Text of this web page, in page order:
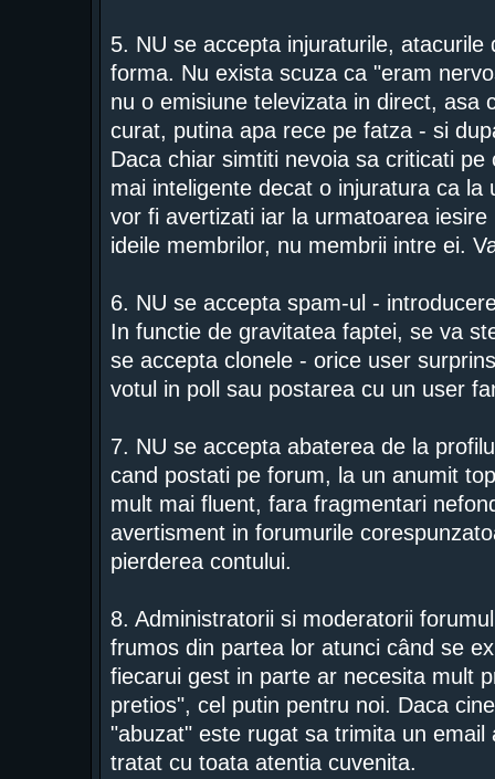
5. NU se accepta injuraturile,
forma. Nu exista scuza ca "eram
nu o emisiune televizata in direct, asa
curat, putina apa rece pe fatza - si
Daca chiar simtiti nevoia sa criticati
mai inteligente decat o injuratura ca
vor fi avertizati iar la urmatoarea
ideile membrilor, nu membrii intre ei.
6. NU se accepta spam-ul -
In functie de gravitatea faptei, se va
se accepta clonele - orice user
votul in poll sau postarea cu un user
7. NU se accepta abaterea de la
cand postati pe forum, la un anumit
mult mai fluent, fara fragmentari
avertisment in forumurile
pierderea contului.
8. Administratorii si moderatorii
frumos din partea lor atunci când se
fiecarui gest in parte ar necesita mult
pretios", cel putin pentru noi. Daca
"abuzat" este rugat sa trimita un
tratat cu toata atentia cuvenita.